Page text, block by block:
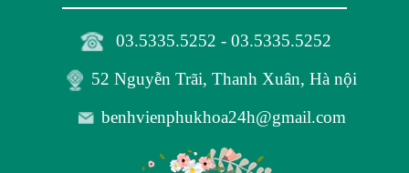
03.5335.5252 - 03.5335.5252
52 Nguyễn Trãi, Thanh Xuân, Hà nội
benhvienphukhoa24h@gmail.com